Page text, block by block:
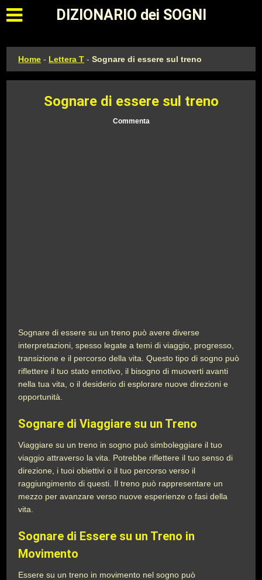
Apri il menu principale
DIZIONARIO dei SOGNI
Home - Lettera T -Sognare di essere sul treno
Sognare di essere sul treno
Commenta
Sognare di essere su un treno può avere diverse
interpretazioni, spesso legate a temi di viaggio, progresso,
transizione e il percorso della vita. Questo tipo di sogno può
riflettere il tuo stato emotivo, il bisogno di muoverti avanti
nella tua vita, o il desiderio di esplorare nuove direzioni e
opportunità.
Sognare di Viaggiare su un Treno
Viaggiare su un treno in sogno può simboleggiare il tuo
viaggio attraverso la vita. Potrebbe riflettere il tuo senso di
direzione, i tuoi obiettivi o il tuo percorso verso il
raggiungimento di questi. Il treno può rappresentare un
mezzo per avanzare verso nuove esperienze o fasi della
vita.
Sognare di Essere su un Treno in
Movimento
Essere su un treno in movimento nel sogno può